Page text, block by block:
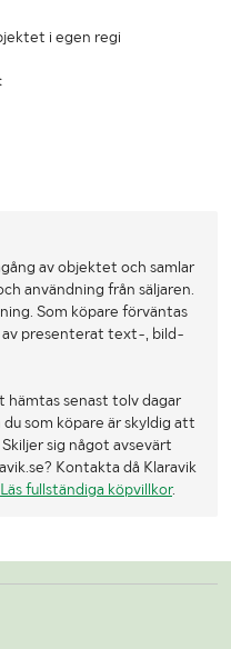
i egen regi
av objektet och samlar
användning från säljaren.
Som köpare förväntas
av presenterat text-, bild-
hämtas senast tolv dagar
som köpare är skyldig att
sig något avsevärt
Kontakta då Klaravik
Läs fullständiga köpvillkor.